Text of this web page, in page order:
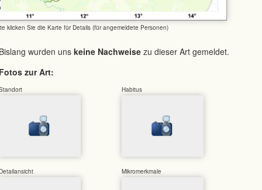
klicken Sie die Karte für Details (für angemeldete Personen)
wurden uns keine Nachweise zu dieser Art gemeldet.
zur Art:
Habitus
Mikromerkmale